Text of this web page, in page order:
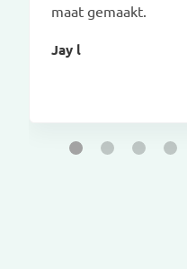
maat gemaakt.
Jay l